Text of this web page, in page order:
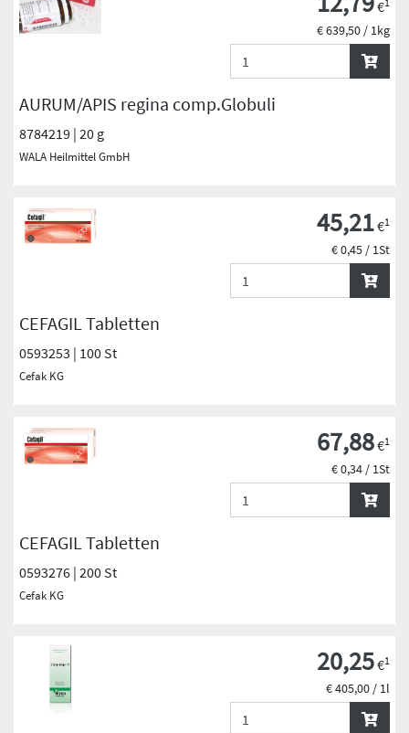
AURUM/APIS regina comp.Globuli
8784219 | 20 g
WALA Heilmittel GmbH
€
€ 639,50 / 1kg
CEFAGIL Tabletten
0593253 | 100 St
Cefak KG
45,21€1
€ 0,45 / 1St
CEFAGIL Tabletten
0593276 | 200 St
Cefak KG
67,88€1
€ 0,34 / 1St
20,25€1
€ 405,00 / 1l